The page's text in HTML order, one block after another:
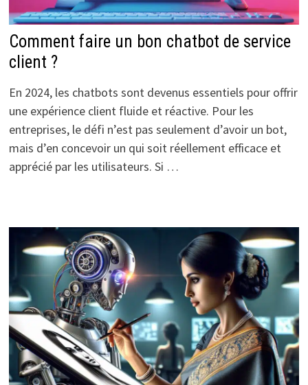
Comment faire un bon chatbot de service
client ?
En 2024, les chatbots sont devenus essentiels pour offrir
une expérience client fluide et réactive. Pour les
entreprises, le défi n’est pas seulement d’avoir un bot,
mais d’en concevoir un qui soit réellement efficace et
apprécié par les utilisateurs. Si …